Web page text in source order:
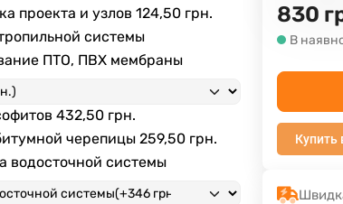
проекта и узлов124,50 грн.
системы
ПТО, ПВХ мембраны
432,50 грн.
черепицы259,50 грн.
водосточной системы
830
В
Купить